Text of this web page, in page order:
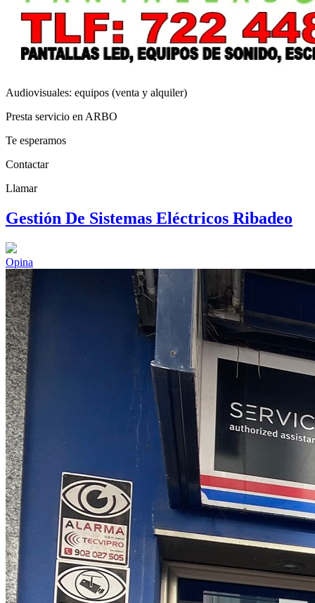
Audiovisuales: equipos (venta y alquiler)
Presta servicio en ARBO
Te esperamos
Contactar
Llamar
Gestión De Sistemas Eléctricos Ribadeo
Opina